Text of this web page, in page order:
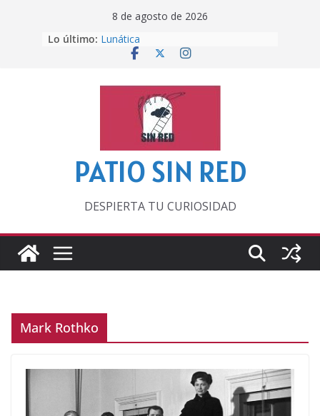
8 de agosto de 2026
Lo último: Lunática
Pero, hasta entonces…
‘La broma infinita’ de recomendar
lecturas veraniegas
Otra del Mundial
PATIO SIN RED
DESPIERTA TU CURIOSIDAD
Mark Rothko